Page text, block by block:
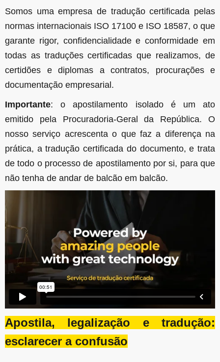
Somos uma empresa de tradução certificada pelas
normas internacionais ISO 17100 e ISO 18587, o que
garante rigor, confidencialidade e conformidade em
todas as traduções certificadas que realizamos, de
certidões e diplomas a contratos, procurações e
documentação empresarial.
Importante: o apostilamento isolado é um ato
emitido pela Procuradoria-Geral da República. O
nosso serviço acrescenta o que faz a diferença na
prática, a tradução certificada do documento, e trata
de todo o processo de apostilamento por si, para que
não tenha de andar de balcão em balcão.
Apostila, legalização e tradução:
esclarecer a confusão